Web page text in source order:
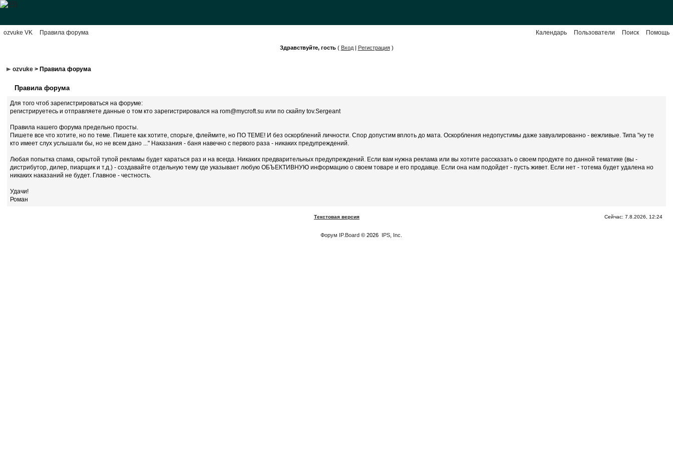
ozvuke VK Правила форума Помощь
Поиск
Пользователи
Календарь
Здравствуйте, гость( Вход| Регистрация)
ozvuke > Правила форума
Правила форума
Для того чтоб зарегистрироваться на форуме:
регистрируетесь и отправляете данные о том кто зарегистрировался на rom@mycroft.su или по скайпу tov.Sergeant
Правила нашего форума предельно просты.
Пишете все что хотите, но по теме. Пишете как хотите, спорьте, флеймите, но ПО ТЕМЕ! И без оскорблений личности. Спор допустим вплоть до мата. Оскорбления недопустимы даже завуалированно - вежливые. Типа "ну те
кто имеет слух услышали бы, но не всем дано ..." Наказания - баня навечно с первого раза - никаких предупреждений.
Любая попытка спама, скрытой тупой рекламы будет караться раз и на всегда. Никаких предварительных предупреждений. Если вам нужна реклама или вы хотите рассказать о своем продукте по данной тематике (вы -
дистрибутор, дилер, пиарщик и т.д.) - создавайте отдельную тему где указывает любую ОБЪЕКТИВНУЮ информацию о своем товаре и его продавце. Если она нам подойдет - пусть живет. Если нет - тотема будет удалена но
никаких наказаний не будет. Главное - честность.
Удачи!
Роман
Текстовая версия Сейчас: 7.8.2026, 12:24
Форум IP.Board © 2026 IPS, Inc